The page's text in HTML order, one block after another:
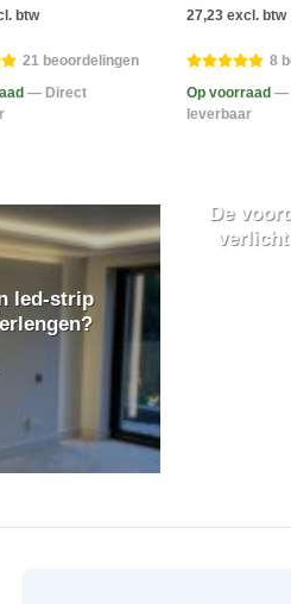
btw
21 beoordelingen
— Direct
27,23 excl. btw
8
Op voorraad —
leverbaar
led-strip
De